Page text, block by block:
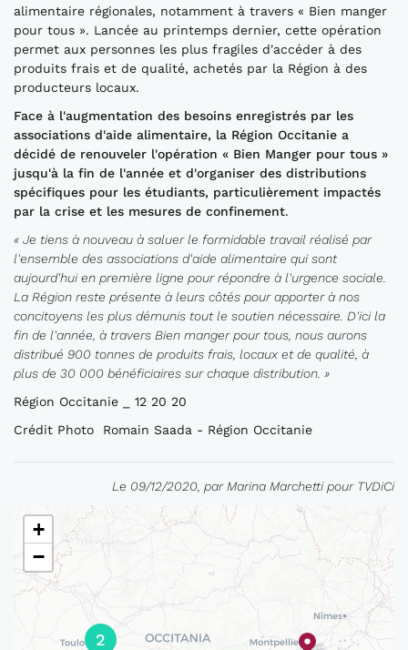
alimentaire régionales, notamment à travers « Bien manger
pour tous ». Lancée au printemps dernier, cette opération
permet aux personnes les plus fragiles d'accéder à des
produits frais et de qualité, achetés par la Région à des
producteurs locaux.
Face à l'augmentation des besoins enregistrés par les
associations d'aide alimentaire, la Région Occitanie a
décidé de renouveler l'opération « Bien Manger pour tous »
jusqu'à la fin de l'année et d'organiser des distributions
spécifiques pour les étudiants, particulièrement impactés
par la crise et les mesures de confinement.
« Je tiens à nouveau à saluer le formidable travail réalisé par
l'ensemble des associations d'aide alimentaire qui sont
aujourd'hui en première ligne pour répondre à l'urgence sociale.
La Région reste présente à leurs côtés pour apporter à nos
concitoyens les plus démunis tout le soutien nécessaire. D'ici la
fin de l'année, à travers Bien manger pour tous, nous aurons
distribué 900 tonnes de produits frais, locaux et de qualité, à
plus de 30 000 bénéficiaires sur chaque distribution. »
Région Occitanie _ 12 20 20
Crédit Photo Romain Saada - Région Occitanie
Le 09/12/2020, par Marina Marchetti pour TVDiCi
2
+
−